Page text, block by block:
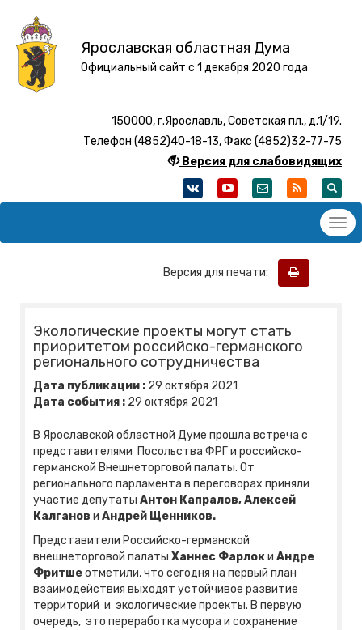
Ярославская областная Дума
Официальный сайт с 1 декабря 2020 года
150000, г.Ярославль, Советская пл., д.1/19.
Телефон (4852)40-18-13, Факс (4852)32-77-75
Версия для слабовидящих
Версия для печати:
Экологические проекты могут стать
приоритетом российско-германского
регионального сотрудничества
Дата публикации : 29 октября 2021
Дата события : 29 октября 2021
В Ярославской областной Думе прошла встреча с
представителями Посольства ФРГ и российско-
германской Внешнеторговой палаты. От
регионального парламента в переговорах приняли
участие депутаты Антон Капралов, Алексей
Калганов и Андрей Щенников.
Представители Российско-германской
внешнеторговой палаты Ханнес Фарлоки Андре
Фритшеотметили, что сегодня на первый план
взаимодействия выходят устойчивое развитие
территорий и экологические проекты. В первую
очередь, это переработка мусора и сохранение